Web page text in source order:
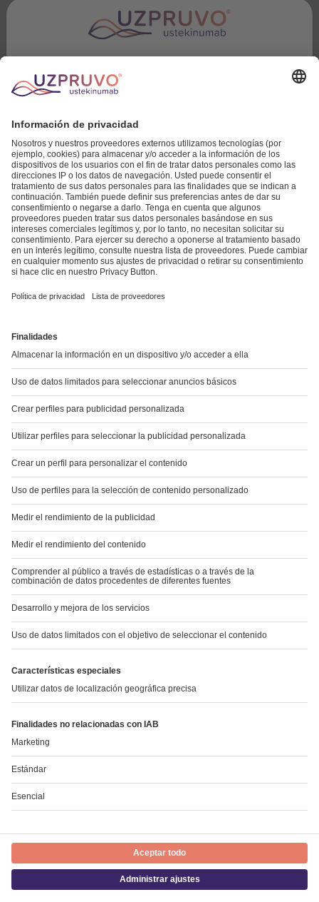
web está destinada a sujetos a los que se
les ha recetado Uzpruvo
Entiendo y confirmo que soy un paciente al que se
le ha recetado Uzpruvo ®.
Cómo usar Uzpruvo
Uzpruvo®Ficha técnica o Resumen de las
características del producto
Uzpruvo®Prospecto: Información para el
paciente
Comunicación de efectos adversos
Si experimenta cualquier tipo de efecto adverso, consulte a
su médico o farmacéutico,
incluso si se trata de posibles efectos adversos que no
aparecen en este prospecto.
También puede comunicarlos directamente a través del
Sistema Español de
Farmacovigilancia de Medicamentos de uso Humano
https://www.notificaram.es.
puede contribuir a proporcionar más información sobre la
seguridad de este medicamento.
Contacto
titular de la autorización de comercialización:
© Copyright STADA Arzneimittel AG 2026